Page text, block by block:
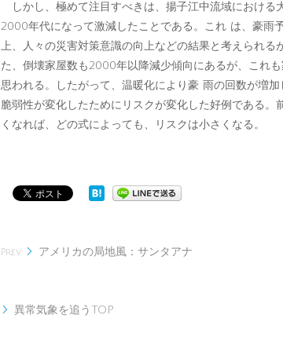
しかし、極めて注目すべきは、揚子江中流域における
2000年代になって激減したことである。これ は、豪雨
上、人々の災害対策意識の向上などの結果と考えられ
た、倒壊家屋数も2000年以降減少傾向にあるが、これ
思われる。したがって、温暖化により豪 雨の回数が増
脆弱性が変化したためにリスクが変化した好例である
くなれば、どの式によっても、リスクは小さくなる。
Prev  アメリカの局地風：サンタアナ
 異常気象を追うTOP